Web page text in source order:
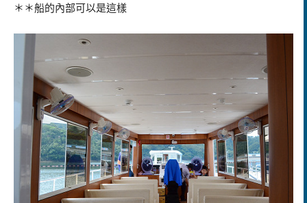
＊＊船的內部可以是這樣